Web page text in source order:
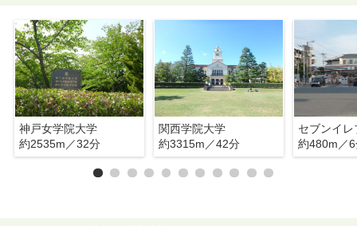
神戸女学院大学
約2535m／32分
関西学院大学
約3315m／42分
約480m／